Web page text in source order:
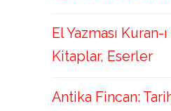
El Yazması Kuran-
Kitaplar, Eserler
Antika Fincan: